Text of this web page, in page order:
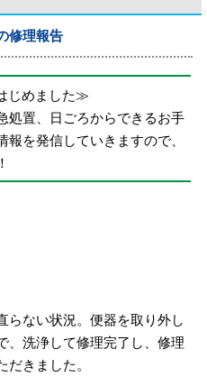
修理報告
じめました≫
処置、日ごろからできるお手
報を発信していきますので、
らない状況。便器を取り外し
、洗浄して修理完了し、修理
きました。